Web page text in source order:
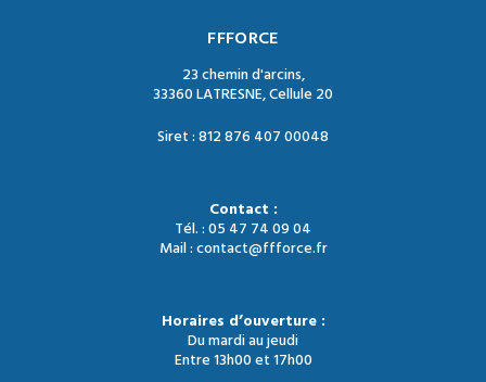
FFFORCE
23 chemin d'arcins,
33360 LATRESNE, Cellule 20
Siret : 812 876 407 00048
Contact :
Tél. : 05 47 74 09 04
Mail : contact@ffforce.fr
Horaires d’ouverture :
Du mardi au jeudi
Entre 13h00 et 17h00